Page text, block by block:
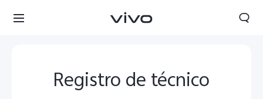
Registro de técnico